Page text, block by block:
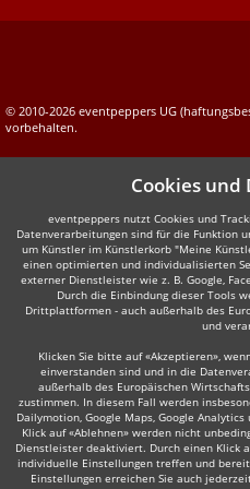
© 2010-2026 eventpeppers UG
vorbehalten.
Cookies und
eventpeppers nutzt Cookies und
Datenverarbeitungen sind für die Funktion
um Künstler im Künstlerkorb "Meine
einen optimierten und individualisierten
externer Dienstleister wie z. B. Google,
Durch die Einbindung dieser Tools
Drittplattformen - auch außerhalb des
und
Klicken Sie bitte auf «Akzeptieren»,
einverstanden sind und in die
außerhalb des Europäischen
zustimmen. In diesem Fall werden
Dailymotion, Google Maps, Google
Klick auf «Ablehnen» werden nicht
Dienstleister deaktiviert. Durch einen Klick
individuelle Einstellungen treffen und
Einstellungen erreichen Sie auch